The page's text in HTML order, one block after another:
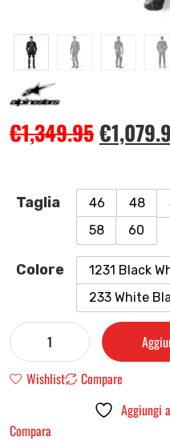
€1,349.95€
Taglia 46 48
58
60
Colore
1231 Black
233 White
Wishlist
Compare
Aggiungi
Compara